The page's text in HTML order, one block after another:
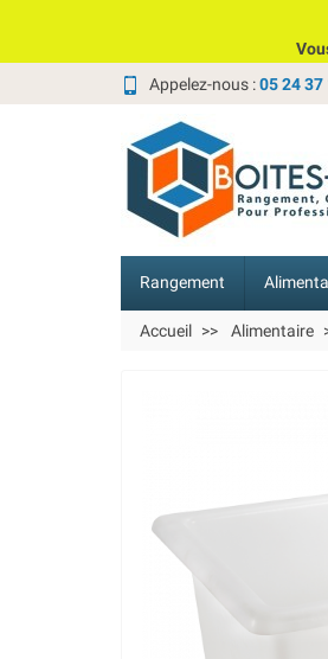
Appelez-nous :05 24 37
Rangement
Accueil Alimentaire